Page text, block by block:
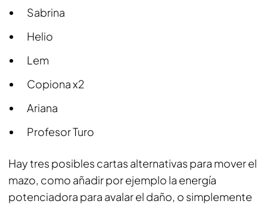
Sabrina
Helio
Lem
Copiona x2
Ariana
Profesor Turo
Hay tres posibles cartas alternativas para mover el
mazo, como añadir por ejemplo la energía
potenciadora para avalar el daño, o simplemente